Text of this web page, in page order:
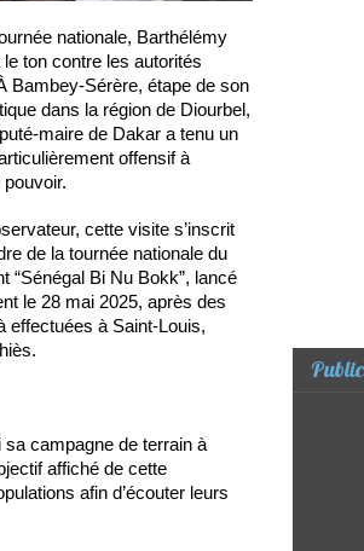
nationale, Barthélémy
ton contre les autorités
Bambey-Sérère, étape de son
dans la région de Diourbel,
maire de Dakar a tenu un
offensif à
pouvoir.
cette visite s’inscrit
de la tournée nationale du
“Sénégal Bi Nu Bokk”, lancé
le 28 mai 2025, après des
effectuées à Saint-Louis,
campagne de terrain à
affiché de cette
afin d’écouter leurs